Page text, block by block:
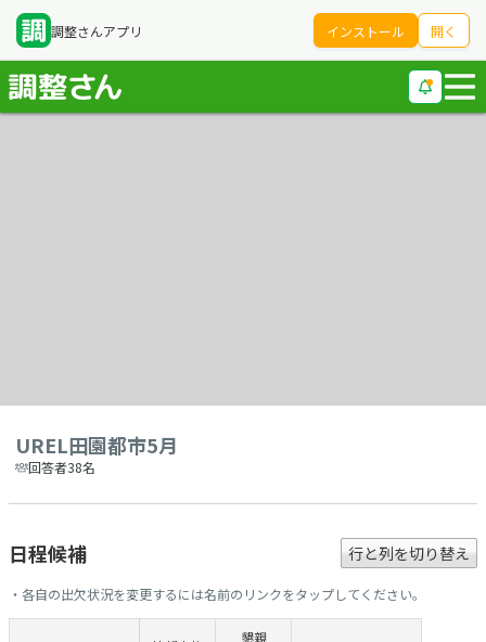
調整さんアプリ インストール 開く
UREL田園都市5月
回答者38名
日程候補 行と列を切り替え
・各自の出欠状況を変更するには名前のリンクをタップしてください。
懇親